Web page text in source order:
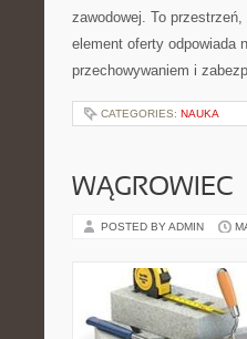
zawodowej. To
element oferty odpowiada
przechowywaniem i
CATEGORIES: NAUKA
WĄGROWIEC
POSTED BY ADMIN